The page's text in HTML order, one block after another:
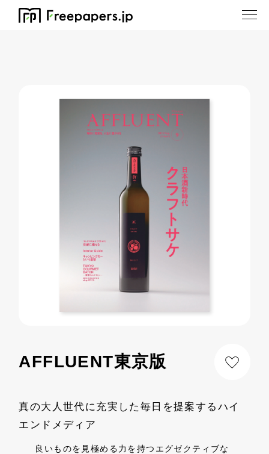
ホーム AFFLUENT東京版
AFFLUENT東京版
真の大人世代に充実した毎日を提案するハイ
エンドメディア
良いものを見極める力を持つエグゼクティブな